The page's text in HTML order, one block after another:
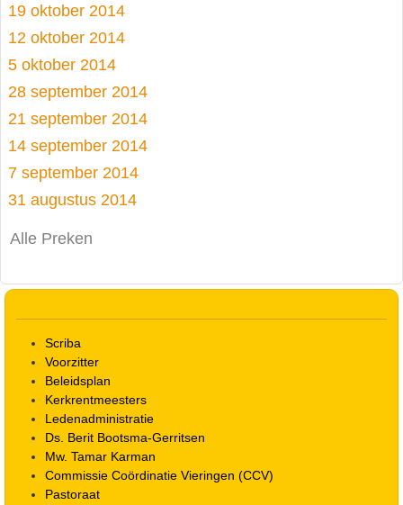
19 oktober 2014
12 oktober 2014
5 oktober 2014
28 september 2014
21 september 2014
14 september 2014
7 september 2014
31 augustus 2014
Alle Preken
Scriba
Voorzitter
Beleidsplan
Kerkrentmeesters
Ledenadministratie
Ds. Berit Bootsma-Gerritsen
Mw. Tamar Karman
Commissie Coördinatie Vieringen (CCV)
Pastoraat